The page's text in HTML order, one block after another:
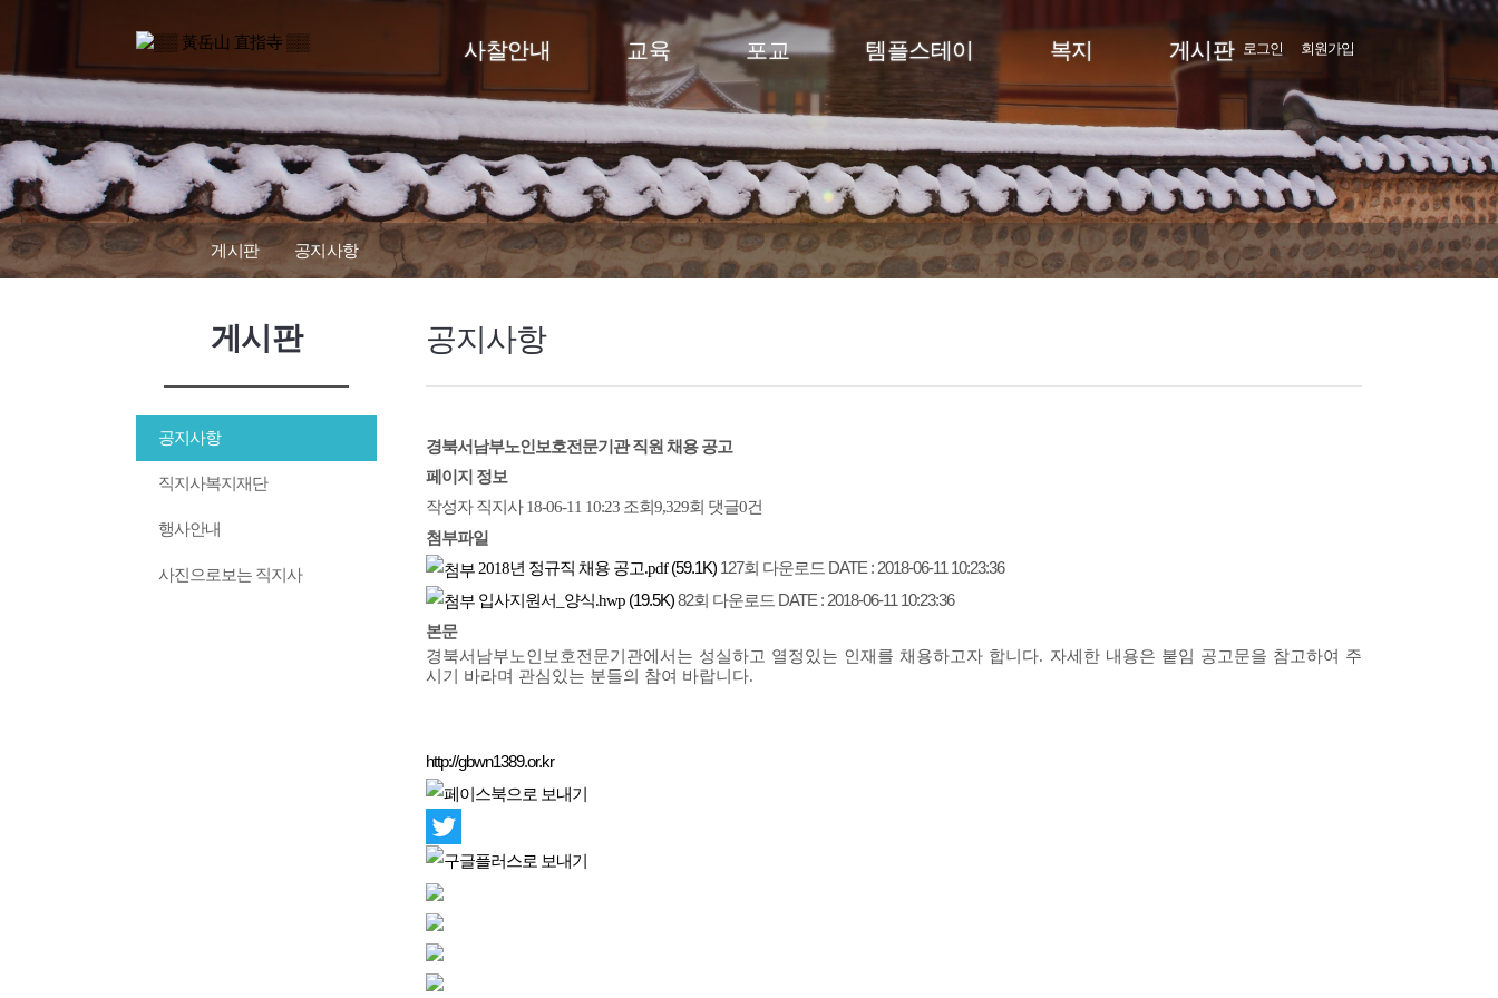
사찰안내 교육 포교 템플스테이 복지 게시판 로그인 회원가입
게시판 공지사항
게시판
공지사항
직지사복지재단
행사안내
사진으로보는 직지사
공지사항
경북서남부노인보호전문기관 직원 채용 공고
페이지 정보
작성자직지사 18-06-11 10:23 조회9,329회 댓글0건
첨부파일
2018년 정규직 채용 공고.pdf(59.1K) 127회 다운로드 DATE : 2018-06-11 10:23:36
입사지원서_양식.hwp (19.5K)82회 다운로드 DATE : 2018-06-11 10:23:36
본문
경북서남부노인보호전문기관에서는 성실하고 열정있는 인재를 채용하고자 합니다. 자세한 내용은 붙임 공고문을 참고하여 주
시기 바라며 관심있는 분들의 참여 바랍니다.
http://gbwn1389.or.kr